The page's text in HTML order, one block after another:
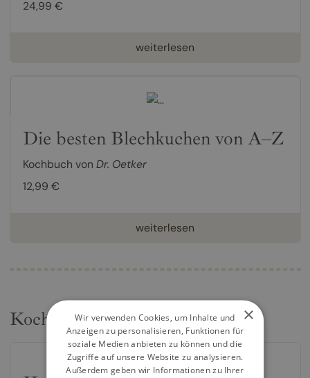
24,99 €
weiterlesen
Die besten Blechkuchen von A–Z
Kochbuch von Dr. Oetker
12,99 €
weiterlesen
Kochbücher ×
Wir verwenden Cookies, um Inhalte und
Anzeigen zu personalisieren, Funktionen für
soziale Medien anbieten zu können und die
Zugriffe auf unsere Website zu analysieren.
Außerdem geben wir Informationen zu Ihrer